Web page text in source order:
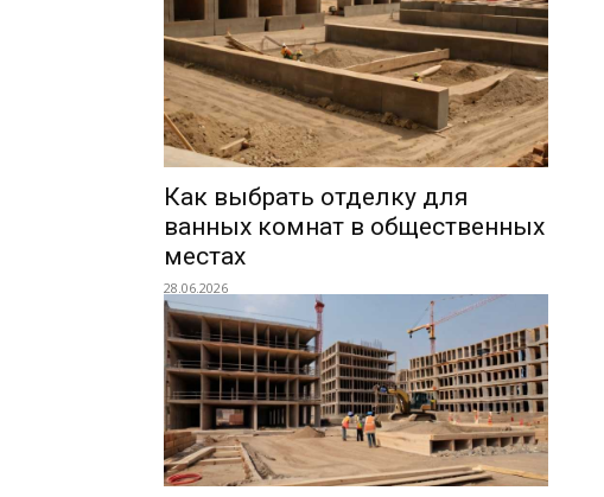
Как выбрать отделку для
ванных комнат в общественных
местах
28.06.2026